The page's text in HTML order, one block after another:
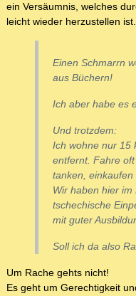
ein Versäumnis, welches
leicht wieder herzustellen ist.
Einen Schmarrn
aus Büchern!
Ich aber habe es
Und trotzdem:
Ich wohne nur 15
entfernt. Fahre
tanken, einkaufen
Wir haben hier
tschechische
mit guter
Soll ich da also
Um Rache gehts nicht!
Es geht um Gerechtigkeit